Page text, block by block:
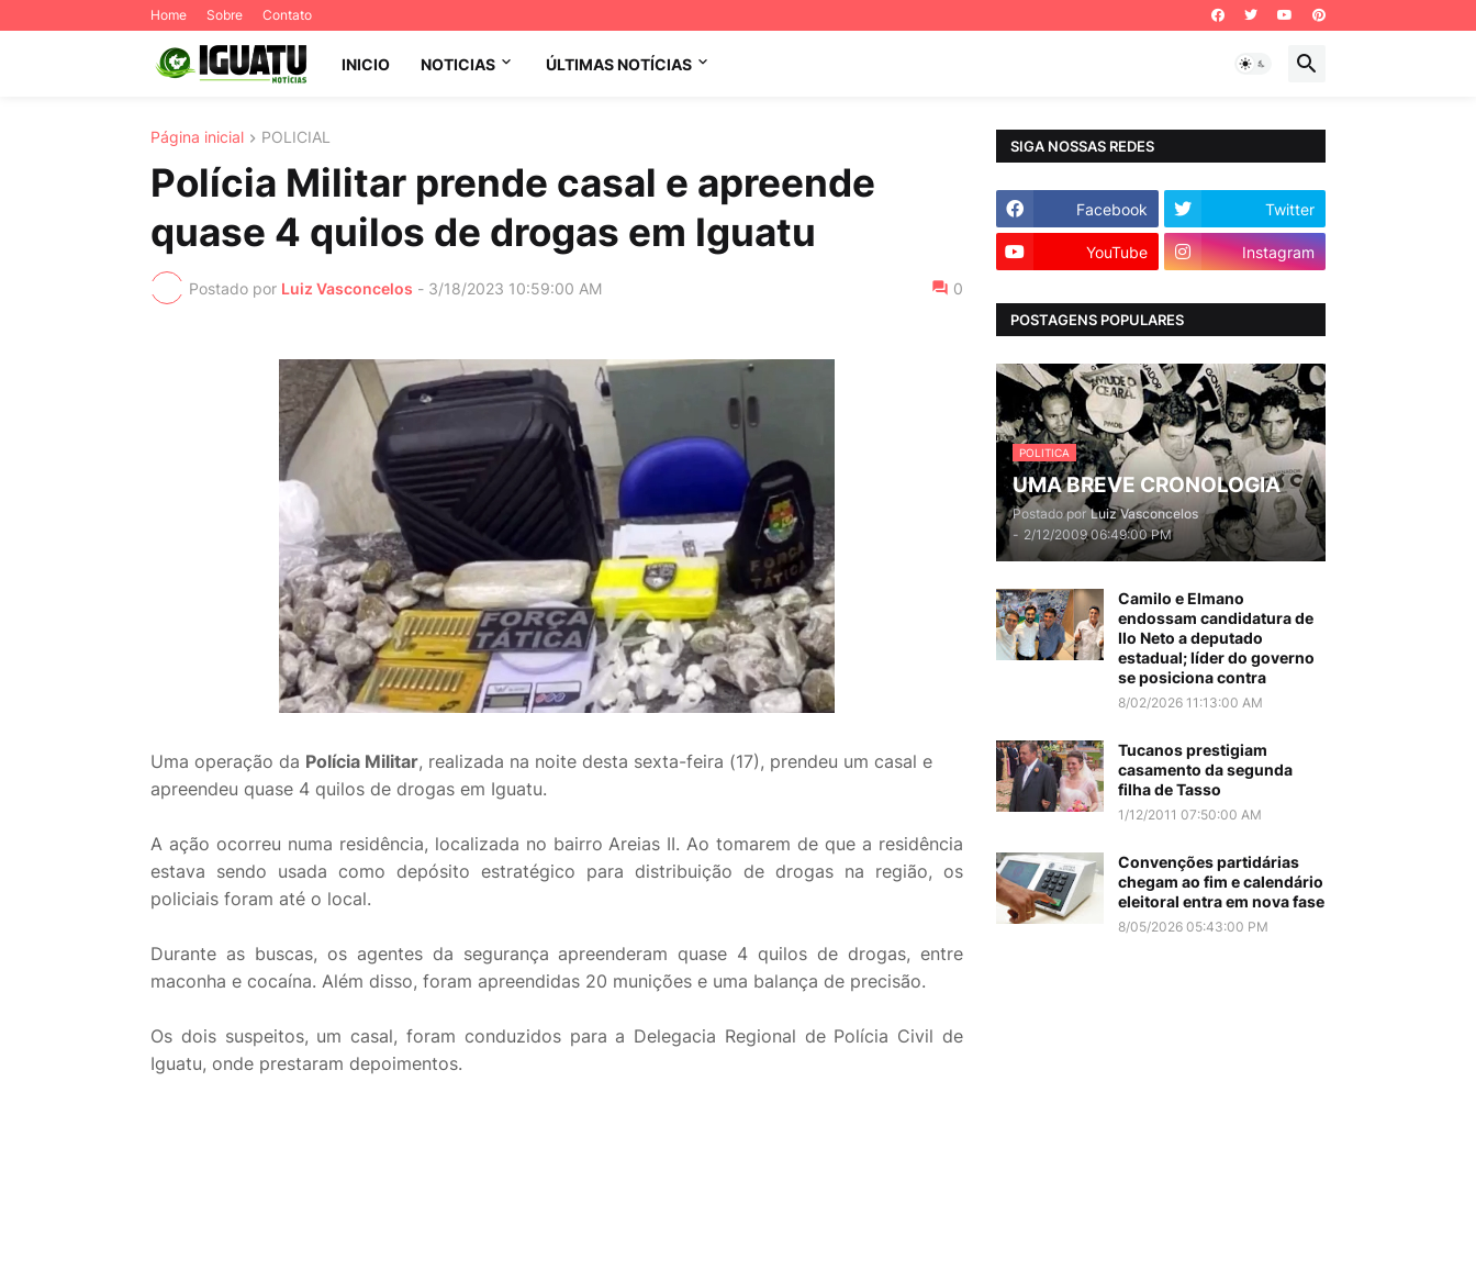
Home Sobre Contato
INICIO NOTICIAS ÚLTIMAS NOTÍCIAS
Página inicial POLICIAL
Polícia Militar prende casal e apreende
quase 4 quilos de drogas em Iguatu
Postado por Luiz Vasconcelos - 3/18/2023 10:59:00 AM 0
Uma operação da Polícia Militar, realizada na noite desta sexta-feira (17), prendeu um casal e
apreendeu quase 4 quilos de drogas em Iguatu.
A ação ocorreu numa residência, localizada no bairro Areias II. Ao tomarem de que a residência
estava sendo usada como depósito estratégico para distribuição de drogas na região, os
policiais foram até o local.
Durante as buscas, os agentes da segurança apreenderam quase 4 quilos de drogas, entre
maconha e cocaína. Além disso, foram apreendidas 20 munições e uma balança de precisão.
Os dois suspeitos, um casal, foram conduzidos para a Delegacia Regional de Polícia Civil de
Iguatu, onde prestaram depoimentos.
SIGA NOSSAS REDES
Facebook Twitter
YouTube Instagram
POSTAGENS POPULARES
POLITICA
UMA BREVE CRONOLOGIA
Postado por Luiz Vasconcelos
- 2/12/2009 06:49:00 PM
Camilo e Elmano
endossam candidatura de
Ilo Neto a deputado
estadual; líder do governo
se posiciona contra
8/02/2026 11:13:00 AM
Tucanos prestigiam
casamento da segunda
filha de Tasso
1/12/2011 07:50:00 AM
Convenções partidárias
chegam ao fim e calendário
eleitoral entra em nova fase
8/05/2026 05:43:00 PM